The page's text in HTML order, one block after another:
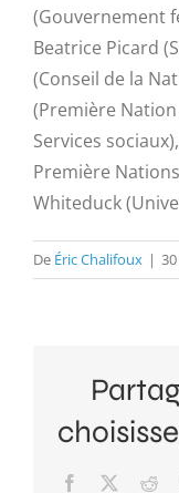
(Gouvernement
Beatrice Picard
(Conseil de la
(Première
Services
Première
Whiteduck
De Éric Chalifoux |
Facebook